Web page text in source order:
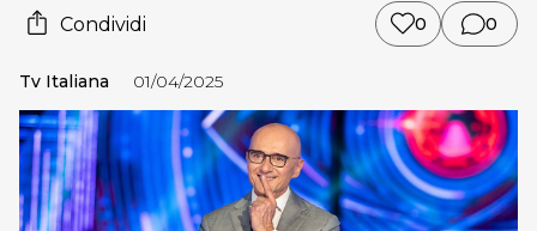
Condividi 0 0
Tv Italiana 01/04/2025